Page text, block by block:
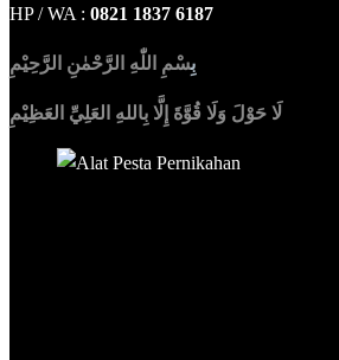
HP / WA : 0821 1837 6187
بِسْمِ اللّٰهِ الرَّحْمٰنِ الرَّحِيْمِ
لَا حَوْلَ وَلَا قُوَّةَ إِلَّا بِاللهِ العَلِيِّ العَظِيْمِ